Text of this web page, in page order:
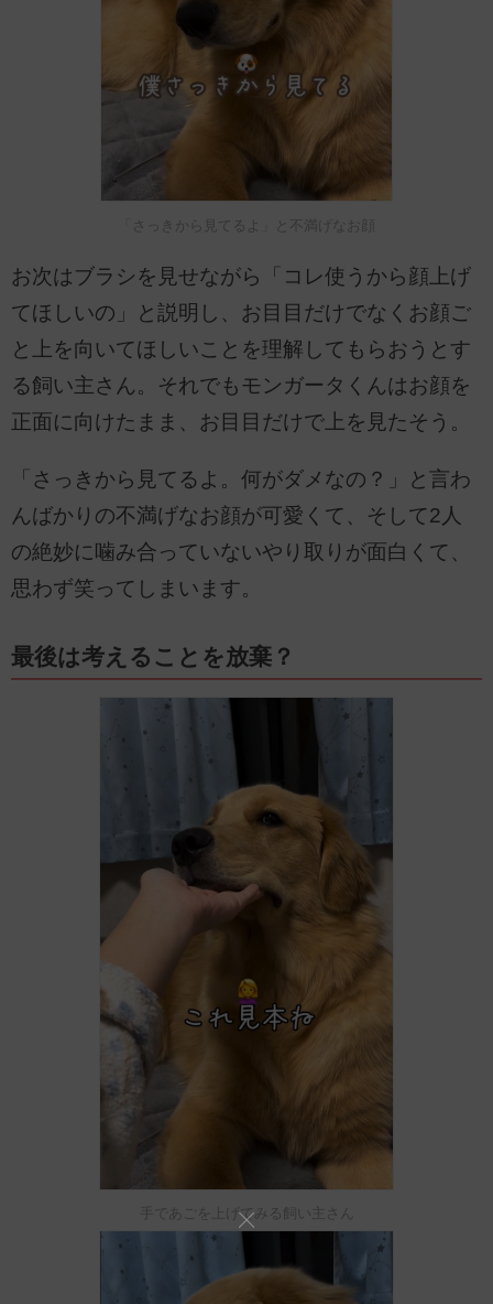
「さっきから見てるよ」と不満げなお顔
お次はブラシを見せながら「コレ使うから顔上げ
てほしいの」と説明し、お目目だけでなくお顔ご
と上を向いてほしいことを理解してもらおうとす
る飼い主さん。それでもモンガータくんはお顔を
正面に向けたまま、お目目だけで上を見たそう。
「さっきから見てるよ。何がダメなの？」と言わ
んばかりの不満げなお顔が可愛くて、そして2人
の絶妙に噛み合っていないやり取りが面白くて、
思わず笑ってしまいます。
最後は考えることを放棄？
手であごを上げてみる飼い主さん